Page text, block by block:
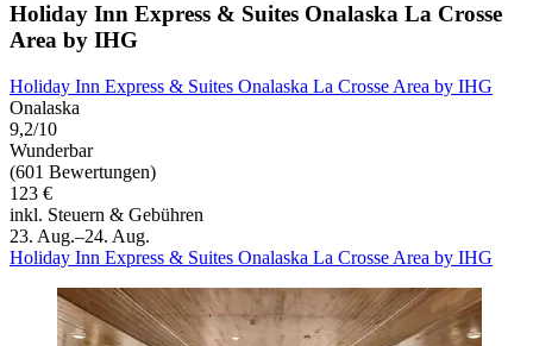
Holiday Inn Express & Suites Onalaska La Crosse
Area by IHG
Holiday Inn Express & Suites Onalaska La Crosse Area by IHG
Onalaska
9,2/10
Wunderbar
(601 Bewertungen)
123 €
inkl. Steuern & Gebühren
23. Aug.–24. Aug.
Holiday Inn Express & Suites Onalaska La Crosse Area by IHG